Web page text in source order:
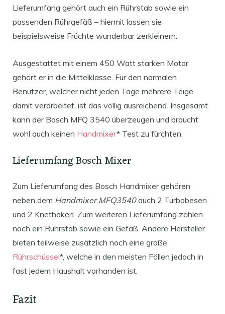
Lieferumfang gehört auch ein Rührstab sowie ein
passenden Rührgefäß – hiermit lassen sie
beispielsweise Früchte wunderbar zerkleinern.
Ausgestattet mit einem 450 Watt starken Motor
gehört er in die Mittelklasse. Für den normalen
Benutzer, welcher nicht jeden Tage mehrere Teige
damit verarbeitet, ist das völlig ausreichend. Insgesamt
kann der Bosch MFQ 3540 überzeugen und braucht
wohl auch keinen Handmixer* Test zu fürchten.
Lieferumfang Bosch Mixer
Zum Lieferumfang des Bosch Handmixer gehören
neben dem Handmixer MFQ3540auch 2 Turbobesen
und 2 Knethaken. Zum weiteren Lieferumfang zählen
noch ein Rührstab sowie ein Gefäß. Andere Hersteller
bieten teilweise zusätzlich noch eine große
Rührschüssel*, welche in den meisten Fällen jedoch in
fast jedem Haushalt vorhanden ist.
Fazit